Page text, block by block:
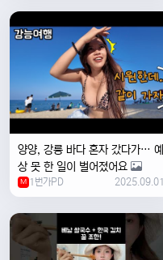
양양, 강릉 바다 혼자 갔다가… 예
상 못 한 일이 벌어졌어요
M 1번가PD 2025.09.01